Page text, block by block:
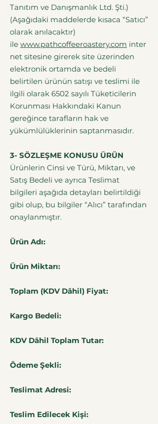
Tanıtım ve Danışmanlık Ltd. Şti.)
(Aşağıdaki maddelerde kısaca “Satıcı”
olarak anılacaktır)
ile www.pathcoffeeroastery.com inter
net sitesine girerek site üzerinden
elektronik ortamda ve bedeli
belirtilen ürünün satışı ve teslimi ile
ilgili olarak 6502 sayılı Tüketicilerin
Korunması Hakkındaki Kanun
gereğince tarafların hak ve
yükümlülüklerinin saptanmasıdır.
3- SÖZLEŞME KONUSU ÜRÜN
Ürünlerin Cinsi ve Türü, Miktarı, ve
Satış Bedeli ve ayrıca Teslimat
bilgileri aşağıda detayları belirtildiği
gibi olup, bu bilgiler “Alıcı” tarafından
onaylanmıştır.
Ürün Adı:
Ürün Miktarı:
Toplam (KDV Dâhil) Fiyat:
Kargo Bedeli:
KDV Dâhil Toplam Tutar:
Ödeme Şekli:
Teslimat Adresi:
Teslim Edilecek Kişi: